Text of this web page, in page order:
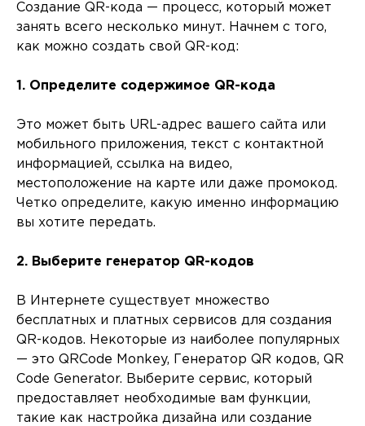
Создание QR-кода — процесс, который может
занять всего несколько минут. Начнем с того,
как можно создать свой QR-код:
1. Определите содержимое QR-кода
Это может быть URL-адрес вашего сайта или
мобильного приложения, текст с контактной
информацией, ссылка на видео,
местоположение на карте или даже промокод.
Четко определите, какую именно информацию
вы хотите передать.
2. Выберите генератор QR-кодов
В Интернете существует множество
бесплатных и платных сервисов для создания
QR-кодов. Некоторые из наиболее популярных
— это QRCode Monkey, Генератор QR кодов, QR
Code Generator. Выберите сервис, который
предоставляет необходимые вам функции,
такие как настройка дизайна или создание